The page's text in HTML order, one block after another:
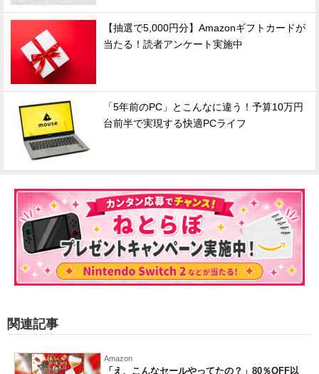
【抽選で5,000円分】Amazonギフトカードが
当たる！読者アンケート実施中
「5年前のPC」とこんなに違う！予算10万円
台前半で実現する快適PCライフ
関連記事
Amazon
「え、こんなセールやってたの？」80％OFF以